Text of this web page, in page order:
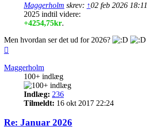
Maggerholm skrev: ↑02 feb 2026 18:11
2025 indtil videre:
+4254,75kr.
Men hvordan ser det ud for 2026?
Maggerholm
100+ indlæg
Indlæg: 236
Tilmeldt: 16 okt 2017 22:24
Re: Januar 2026